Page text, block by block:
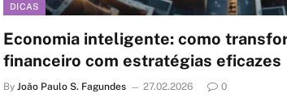
DICAS
Economia inteligente: como
financeiro com estratégias eficazes
By João Paulo S. Fagundes 27.02.2026 0